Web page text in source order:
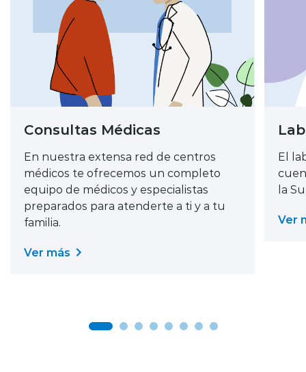
Consultas Médicas
En nuestra extensa red de centros
médicos te ofrecemos un completo
equipo de médicos y especialistas
preparados para atenderte a ti y a tu
familia.
Ver más
El
la
Ver